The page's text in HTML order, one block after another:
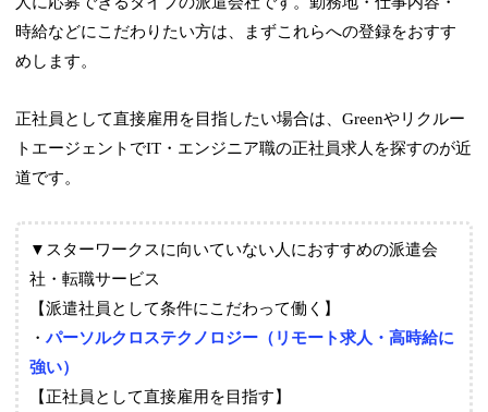
時給などにこだわりたい方は、まずこれらへの登録をおすす
めします。
正社員として直接雇用を目指したい場合は、Greenやリクルー
トエージェントでIT・エンジニア職の正社員求人を探すのが近
道です。
▼スターワークスに向いていない人におすすめの派遣会
社・転職サービス
【派遣社員として条件にこだわって働く】
・パーソルクロステクノロジー（リモート求人・高時給に
強い）
【正社員として直接雇用を目指す】